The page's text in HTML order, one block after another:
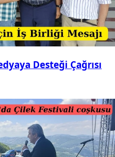
Desteği Çağrısı